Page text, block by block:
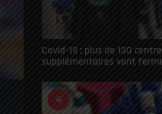
Covid-19 : plus de 130
supplémentaires vont
4